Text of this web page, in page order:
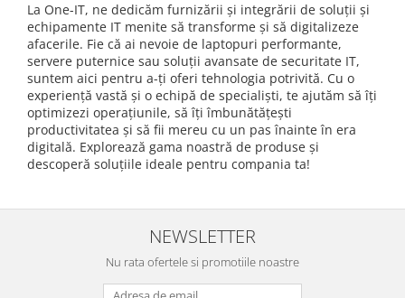
La One-IT, ne dedicăm furnizării și integrării de soluții și
echipamente IT menite să transforme și să digitalizeze
afacerile. Fie că ai nevoie de laptopuri performante,
servere puternice sau soluții avansate de securitate IT,
suntem aici pentru a-ți oferi tehnologia potrivită. Cu o
experiență vastă și o echipă de specialiști, te ajutăm să îți
optimizezi operațiunile, să îți îmbunătățești
productivitatea și să fii mereu cu un pas înainte în era
digitală. Explorează gama noastră de produse și
descoperă soluțiile ideale pentru compania ta!
NEWSLETTER
Nu rata ofertele si promotiile noastre